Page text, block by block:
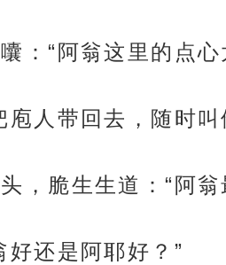
：“阿翁这里的点
庖人带回去，随时
，脆生生道：“阿
好还是阿耶好？”